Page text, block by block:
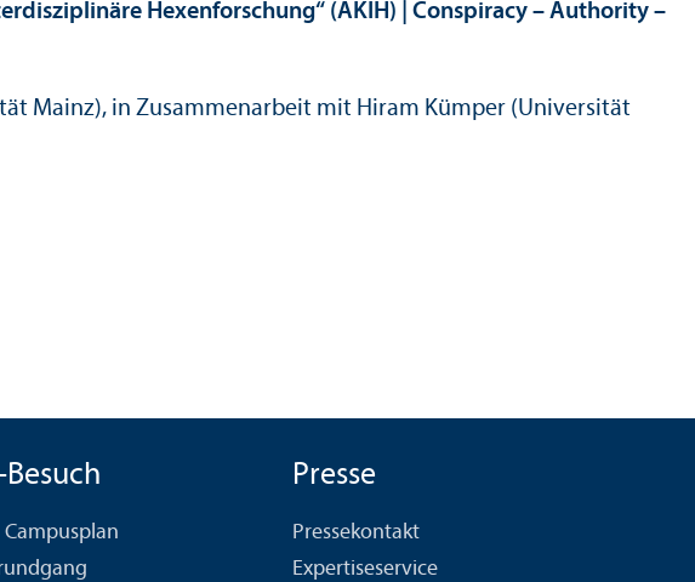
Hexenforschung“ (AKIH) | Conspiracy – Authority –
Mainz), in Zusammenarbeit mit Hiram Kümper (Universität
Presse
Pressekontakt
Expertiseservice